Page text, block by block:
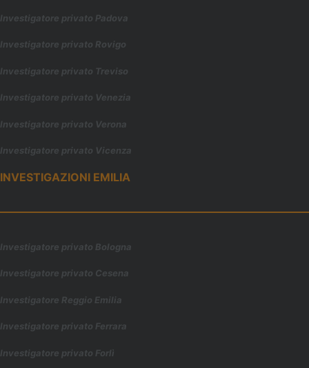
Investigatore privato Padova
Investigatore privato Rovigo
Investigatore privato Treviso
Investigatore privato Venezia
Investigatore privato Verona
Investigatore privato Vicenza
INVESTIGAZIONI EMILIA
Investigatore privato Bologna
Investigatore privato Cesena
Investigatore Reggio Emilia
Investigatore privato Ferrara
Investigatore privato Forlì